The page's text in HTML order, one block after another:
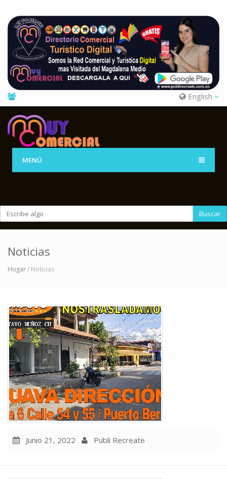
English
MENÚ
Buscar
Noticias
Hogar/ Noticias
Junio 21, 2022 Publi Recreate